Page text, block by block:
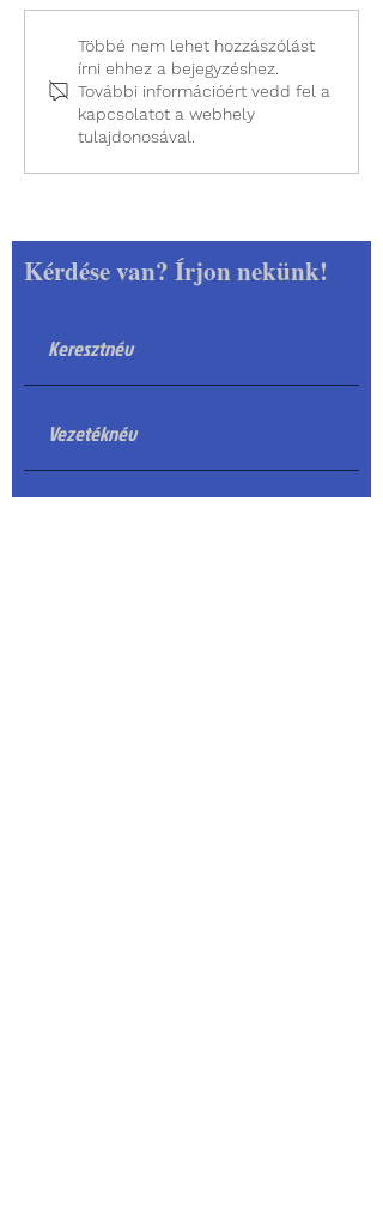
Miért nincs az
árlistában kan kutya
ivartalanítás?
Többé nem lehet hozzászólást
írni ehhez a bejegyzéshez.
További információért vedd fel a
kapcsolatot a webhely
tulajdonosával.
Kérdése van? Írjon nekünk!